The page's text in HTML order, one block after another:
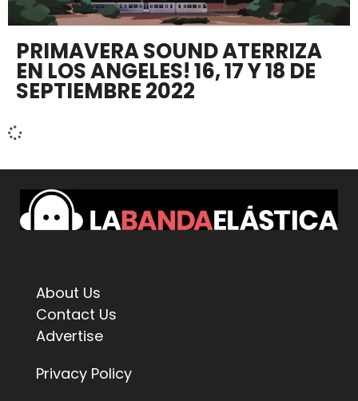
PRIMAVERA SOUND ATERRIZA
EN LOS ANGELES! 16, 17 Y 18 DE
SEPTIEMBRE 2022
About Us
Contact Us
Advertise
Privacy Policy